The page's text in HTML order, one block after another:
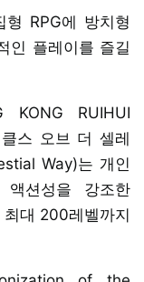
RPG에 방치형
인 플레이를 즐길
KONG RUIHUI
스 오브 더 셀레
Way)는 개인
액션성을 강조한
최대 200레벨까지